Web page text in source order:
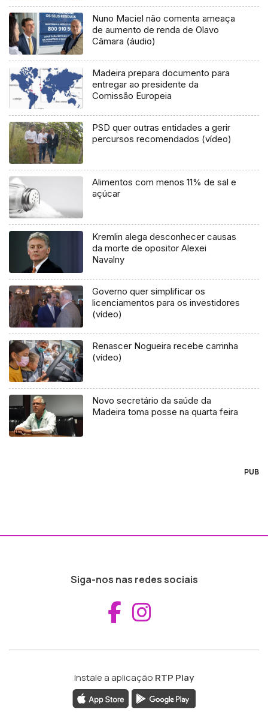
Nuno Maciel não comenta ameaça
de aumento de renda de Olavo
Câmara (áudio)
Madeira prepara documento para
entregar ao presidente da
Comissão Europeia
PSD quer outras entidades a gerir
percursos recomendados (vídeo)
Alimentos com menos 11% de sal e
açúcar
Kremlin alega desconhecer causas
da morte de opositor Alexei
Navalny
Governo quer simplificar os
licenciamentos para os investidores
(vídeo)
Renascer Nogueira recebe carrinha
(vídeo)
Novo secretário da saúde da
Madeira toma posse na quarta feira
PUB
Siga-nos nas redes sociais
Aceder ao
Instale a aplicação RTP Play